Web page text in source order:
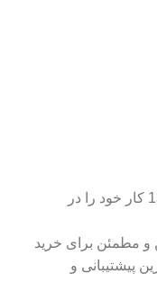
فروشگاه اینترنتی لایموند از سال 1398 کار خود را در
و مطمئن برای خرید
پیشتیبانی و